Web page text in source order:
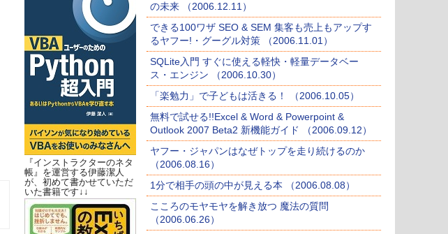
『インストラクターのネタ
帳』を運営する伊藤潔人
が、初めて書かせていただ
いた書籍です↓↓
の未来 （2006.12.11）
できる100ワザ SEO & SEM 集客も売上もアップす
るヤフー!・グーグル対策 （2006.11.01）
SQLite入門 すぐに使える軽快・軽量データベー
ス・エンジン （2006.10.30）
「楽勉力」で子どもは活きる！ （2006.10.05）
無料で試せる!!Excel & Word & Powerpoint &
Outlook 2007 Beta2 新機能ガイド （2006.09.12）
ヤフー・ジャパンはなぜトップを走り続けるのか
（2006.08.16）
1分で相手の頭の中が見える本 （2006.08.08）
こころのモヤモヤを解き放つ 魔法の質問
（2006.06.26）